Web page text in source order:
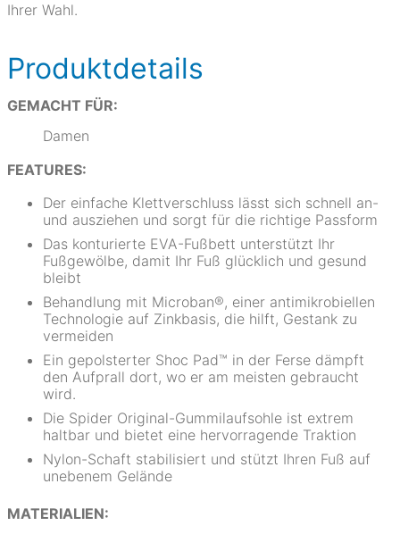
Ihrer Wahl.
Produktdetails
GEMACHT FÜR:
Damen
FEATURES:
Der einfache Klettverschluss lässt sich schnell an-
und ausziehen und sorgt für die richtige Passform
Das konturierte EVA-Fußbett unterstützt Ihr
Fußgewölbe, damit Ihr Fuß glücklich und gesund
bleibt
Behandlung mit Microban®, einer antimikrobiellen
Technologie auf Zinkbasis, die hilft, Gestank zu
vermeiden
Ein gepolsterter Shoc Pad™ in der Ferse dämpft
den Aufprall dort, wo er am meisten gebraucht
wird.
Die Spider Original-Gummilaufsohle ist extrem
haltbar und bietet eine hervorragende Traktion
Nylon-Schaft stabilisiert und stützt Ihren Fuß auf
unebenem Gelände
MATERIALIEN: